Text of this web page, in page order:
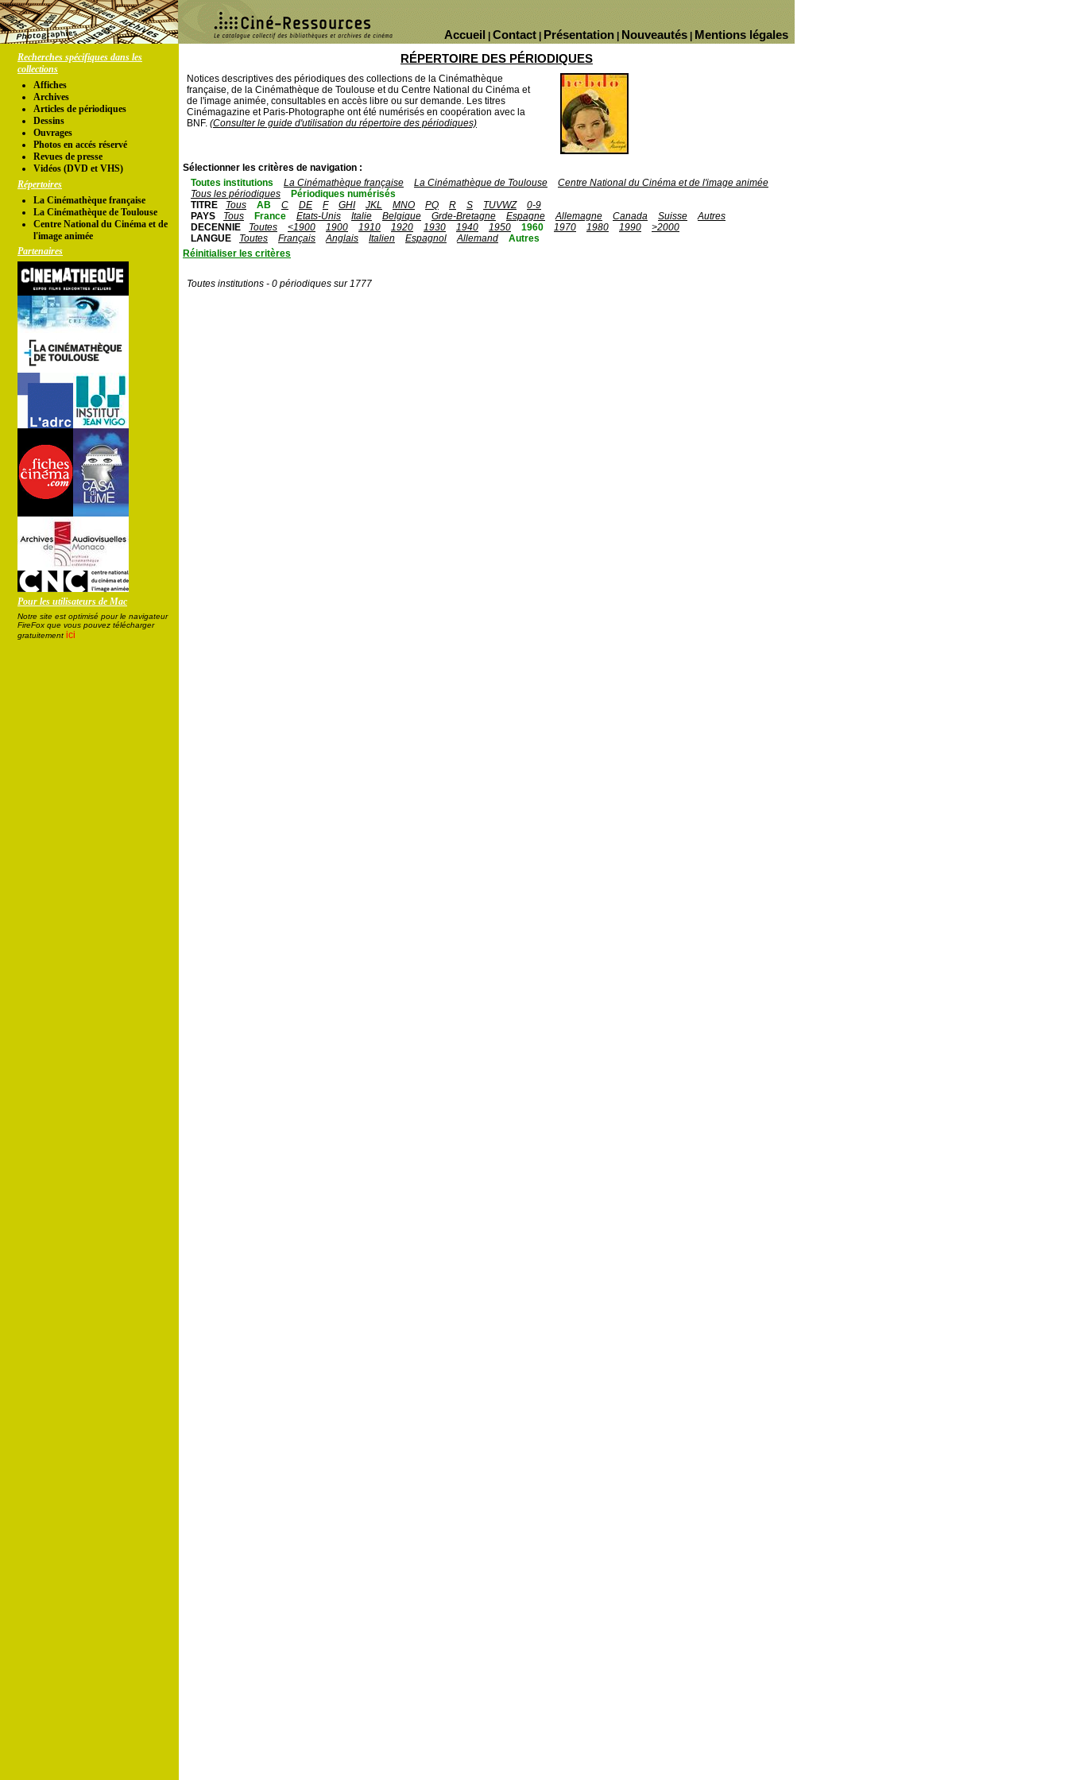
Mentions légales
Nouveautés
Présentation
Contact
Accueil
Recherches spécifiques dans les
collections
Affiches
Archives
Articles de périodiques
Dessins
Ouvrages
Photos en accés réservé
Revues de presse
Vidéos (DVD et VHS)
Répertoires
La Cinémathèque française
La Cinémathèque de Toulouse
Centre National du Cinéma et de
l'image animée
Partenaires
Pour les utilisateurs de Mac
Notre site est optimisé pour le navigateur
FireFox que vous pouvez télécharger
gratuitement ici
RÉPERTOIRE DES PÉRIODIQUES
Notices descriptives des périodiques des collections de la Cinémathèque
française, de la Cinémathèque de Toulouse et du Centre National du Cinéma et
de l'image animée, consultables en accès libre ou sur demande. Les titres
Cinémagazine et Paris-Photographe ont été numérisés en coopération avec la
BNF. (Consulter le guide d'utilisation du répertoire des périodiques)
Sélectionner les critères de navigation :
Toutes institutions
La Cinémathèque française La Cinémathèque de Toulouse
Centre National du Cinéma et de l'image animée
Tous les périodiques
Périodiques numérisés
TITRE
Tous AB C DE F GHI JKL MNO PQ R S TUVWZ
0-9
PAYS
Tous France Etats-Unis Italie Belgique Grde-Bretagne Espagne Allemagne Canada Suisse
Autres
DECENNIE
Toutes <1900 1900 1910 1920 1930 1940 1950 1960 1970 1980 1990
>2000
LANGUE
Toutes Français Anglais Italien Espagnol Allemand
Autres
Réinitialiser les critères
Toutes institutions - 0 périodiques sur 1777